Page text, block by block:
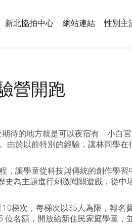
新北協拍中心 網站連結 性別主
營開跑
待的地方就是可以夜宿有「小白
由於以前特別的經驗，讓林同學在
，讓學童從科技與傳統的創作學習
為主題進行刺激闖關遊戲，從中
梯次，每梯次以35人為限，報名
名額，開放給新住民家庭學童，